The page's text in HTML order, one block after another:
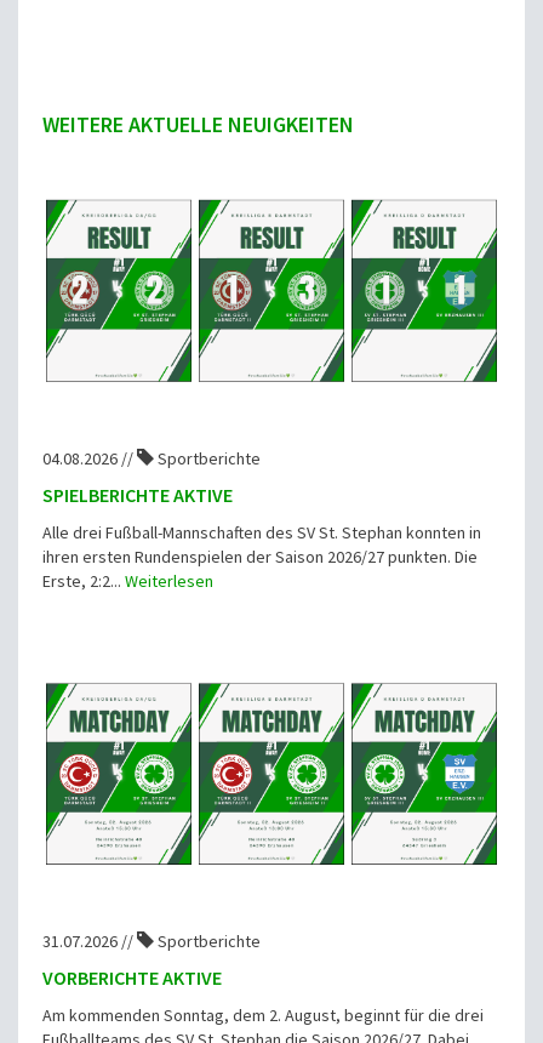
WEITERE AKTUELLE NEUIGKEITEN
04.08.2026 // Sportberichte
SPIELBERICHTE AKTIVE
Alle drei Fußball-Mannschaften des SV St. Stephan konnten in
ihren ersten Rundenspielen der Saison 2026/27 punkten. Die
Erste, 2:2... Weiterlesen
31.07.2026 // Sportberichte
VORBERICHTE AKTIVE
Am kommenden Sonntag, dem 2. August, beginnt für die drei